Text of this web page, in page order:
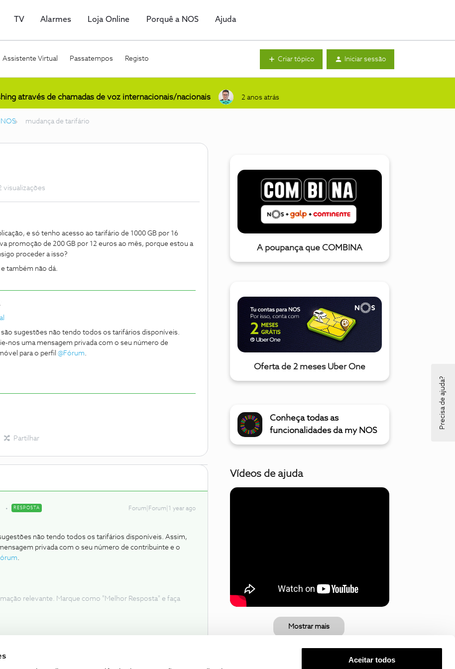
Aceitar todos
TV Alarmes Loja Online Porquê a NOS Ajuda
Assistente Virtual Passatempos Registo Criar tópico Iniciar sessão
através de chamadas de voz internacionais/nacionais 2 anos atrás
NOS mudança de tarifário
visualizações
e só tenho acesso ao tarifário de 1000 GB por 16
promoção de 200 GB por 12 euros ao mês, porque estou a
proceder a isso?
também não dá.
sugestões não tendo todos os tarifários disponíveis.
nos uma mensagem privada com o seu número de
para o perfil
@Fórum.
Partilhar
RESPOSTA Forum|Forum|1 year ago
não tendo todos os tarifários disponíveis. Assim,
privada com o seu número de contribuinte e o
.
relevante. Marque como "Melhor Resposta" e faça
A poupança que COMBINA
Oferta de 2 meses Uber One
Conheça todas as
funcionalidades da my NOS
Vídeos de ajuda
Mostrar mais
Precisa de ajuda?